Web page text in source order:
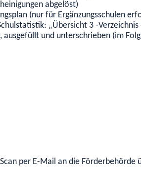
abgelöst)
(nur für Ergänzungsschulen
„Übersicht 3 -
ausgefüllt und unterschrieben (im
per E-Mail an die Förderbehörde